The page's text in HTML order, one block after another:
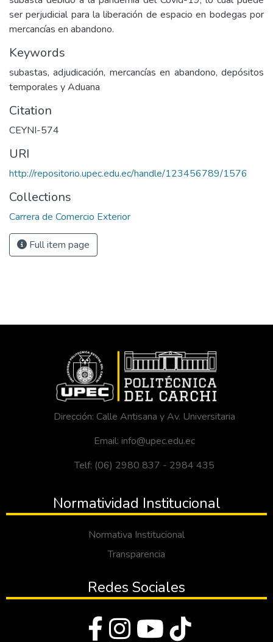
ser perjudicial para la liberación de espacio en bodegas por
mercancías en abandono.
Keywords
subastas, adjudicación, mercancías en abandono, depósitos
temporales y Aduana
Citation
CEYNI-574
URI
http://repositorio.upec.edu.ec/handle/123456789/1576
Collections
Carrera de Comercio Exterior
Full item page
Dirección: Calle Antisana y Av. Universitaria
Email: info@upec.edu.ec
Telf: (06) 2980 837 - 2984 435
Normatividad Institucional
Normativa Institucional
Transparencia
Redes Sociales